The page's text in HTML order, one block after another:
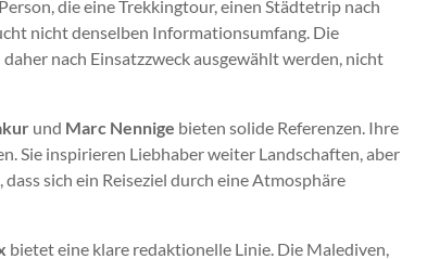
die eine Trekkingtour, einen Städtetrip nach
nicht denselben Informationsumfang. Die
nach Einsatzzweck ausgewählt werden, nicht
und Marc Nennige bieten solide Referenzen. Ihre
Sie inspirieren Liebhaber weiter Landschaften, aber
sich ein Reiseziel durch eine Atmosphäre
bietet eine klare redaktionelle Linie. Die Malediven,